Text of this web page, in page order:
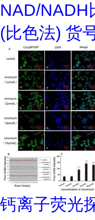
NAD/NADH
(比色法) 货
钙离子荧光